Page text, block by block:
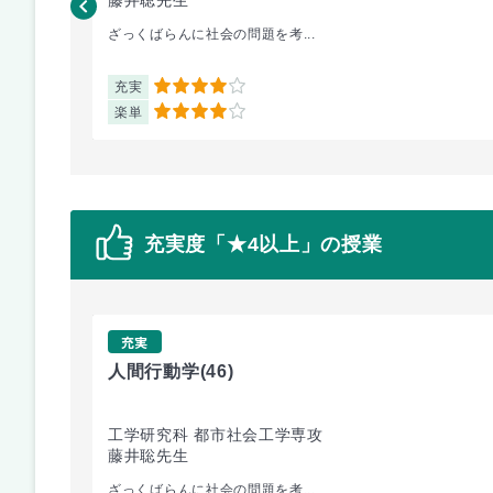
ざっくばらんに社会の問題を考...
充実 4
楽単 4
充実度「★4以上」の授業
充実
人間行動学(46)
工学研究科 都市社会工学専攻
藤井聡先生
ざっくばらんに社会の問題を考...